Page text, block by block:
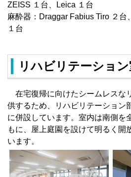
ZEISS １台、Leica １台
麻酔器：Draggar Fabius Tiro ２台
１台
リハビリテーショ
在宅復帰に向けたシームレスな
供するため、リハビリテーション
に併設しています。室内は南側を
もに、屋上庭園を設けて明るく開
います。